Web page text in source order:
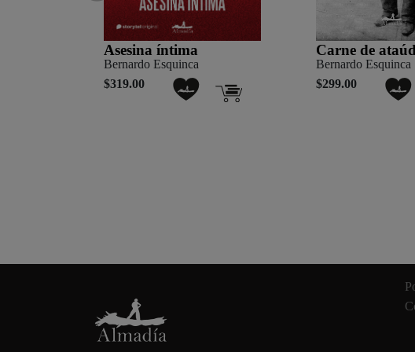
Asesina íntima
Bernardo Esquinca
$319.00
Carne de ataúd
Bernardo Esquinca
$299.00